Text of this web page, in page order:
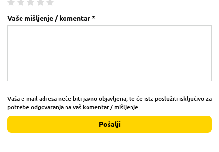
Vaše mišljenje / komentar *
Vaša e-mail adresa neće biti javno objavljena, te će ista poslužiti isključivo za
potrebe odgovaranja na vaš komentar / mišljenje.
Pošalji